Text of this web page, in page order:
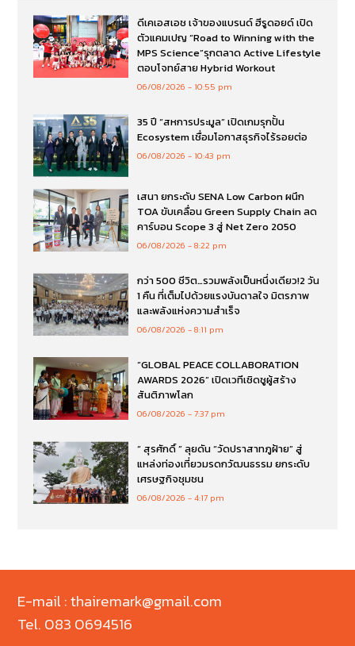
ดีเคเอสเอช เจ้าของแบรนด์ ฮีรูดอยด์ เปิด
ตัวแคมเปญ “Road to Winning with the
MPS Science”รุกตลาด Active Lifestyle
ตอบโจทย์สาย Hybrid Workout
06/08/2026 10:55 pm
35 ปี “สหการประมูล” เปิดเกมรุกปั้น
Ecosystem เชื่อมโอกาสธุรกิจไร้รอยต่อ
06/08/2026 10:43 pm
เสนา ยกระดับ SENA Low Carbon ผนึก
TOA ขับเคลื่อน Green Supply Chain ลด
คาร์บอน Scope 3 สู่ Net Zero 2050
06/08/2026 8:22 pm
กว่า 500 ชีวิต…รวมพลังเป็นหนึ่งเดียว!2 วัน
1 คืน ที่เต็มไปด้วยแรงบันดาลใจ มิตรภาพ
และพลังแห่งความสำเร็จ
06/08/2026 8:11 pm
“GLOBAL PEACE COLLABORATION
AWARDS 2026” เปิดเวทีเชิดชูผู้สร้าง
สันติภาพโลก
06/08/2026 7:37 pm
“ สุรศักดิ์ ” ลุยดัน “วัดปราสาทภูฝ้าย” สู่
แหล่งท่องเที่ยวมรดกวัฒนธรรม ยกระดับ
เศรษฐกิจชุมชน
06/08/2026 4:17 pm
E-mail : thairemark@gmail.com
Tel. 083 0694516